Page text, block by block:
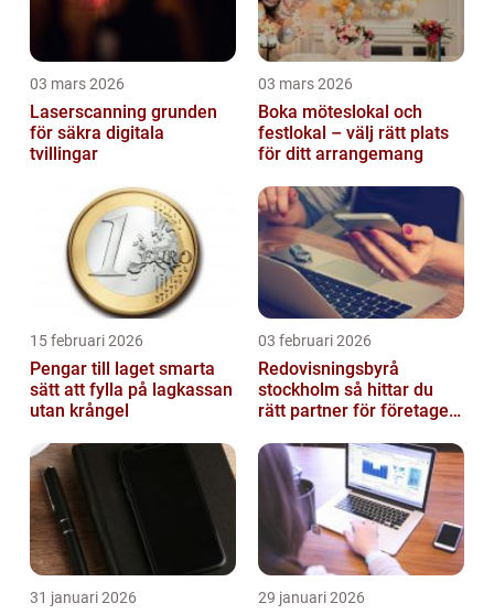
03 mars 2026
Laserscanning grunden
för säkra digitala
tvillingar
03 mars 2026
Boka möteslokal och
festlokal – välj rätt plats
för ditt arrangemang
15 februari 2026
Pengar till laget smarta
sätt att fylla på lagkassan
utan krångel
03 februari 2026
Redovisningsbyrå
stockholm så hittar du
rätt partner för företagets
31 januari 2026 29 januari 2026